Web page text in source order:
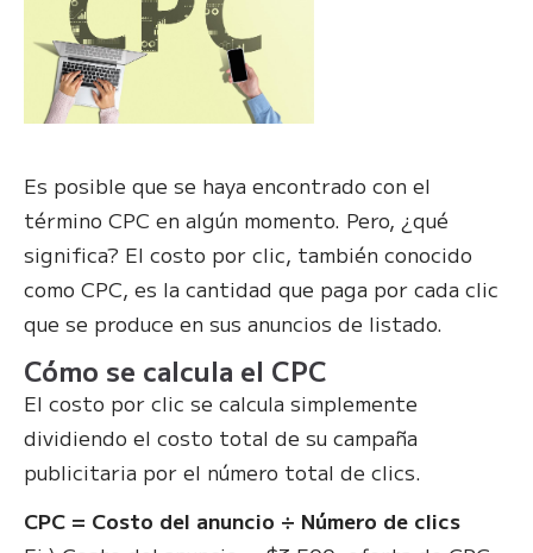
Es posible que se haya encontrado con el
término CPC en algún momento. Pero, ¿qué
significa? El costo por clic, también conocido
como CPC, es la cantidad que paga por cada clic
que se produce en sus anuncios de listado.
Cómo se calcula el CPC
El costo por clic se calcula simplemente
dividiendo el costo total de su campaña
publicitaria por el número total de clics.
CPC = Costo del anuncio ÷ Número de clics